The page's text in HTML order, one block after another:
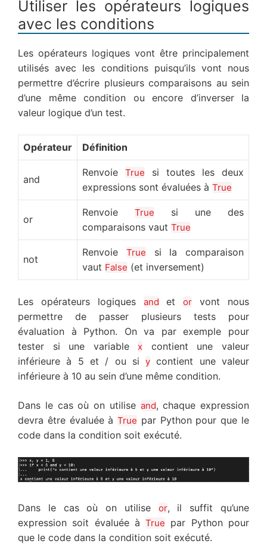
Utiliser les opérateurs logiques
avec les conditions
Les opérateurs logiques vont être principalement
utilisés avec les conditions puisqu’ils vont nous
permettre d’écrire plusieurs comparaisons au sein
d’une même condition ou encore d’inverser la
valeur logique d’un test.
Opérateur Définition
and
Renvoie True si toutes les deux
expressions sont évaluées à True
or
Renvoie True si une des
comparaisons vaut True
not
Renvoie True si la comparaison
vaut False (et inversement)
Les opérateurs logiques and etor vont nous
permettre de passer plusieurs tests pour
évaluation à Python. On va par exemple pour
tester si une variablex contient une valeur
inférieure à 5 et / ou siy contient une valeur
inférieure à 10 au sein d’une même condition.
Dans le cas où on utilise and, chaque expression
devra être évaluée àTrue par Python pour que le
code dans la condition soit exécuté.
Dans le cas où on utilise or, il suffit qu’une
expression soit évaluée àTrue par Python pour
que le code dans la condition soit exécuté.